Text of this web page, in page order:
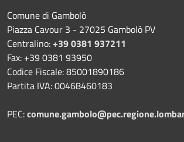
Comune di Gambolò
Piazza Cavour 3 - 27025 Gambolò PV
Centralino:+39 0381 937211
Fax: +39 0381 93950
Codice Fiscale: 85001890186
Partita IVA: 00468460183
PEC: